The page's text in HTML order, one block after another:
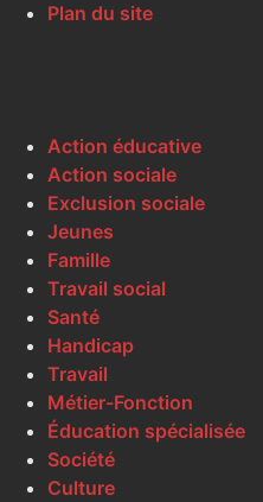
Plan du site
Action éducative
Action sociale
Exclusion sociale
Jeunes
Famille
Travail social
Santé
Handicap
Travail
Métier-Fonction
Éducation spécialisée
Société
Culture